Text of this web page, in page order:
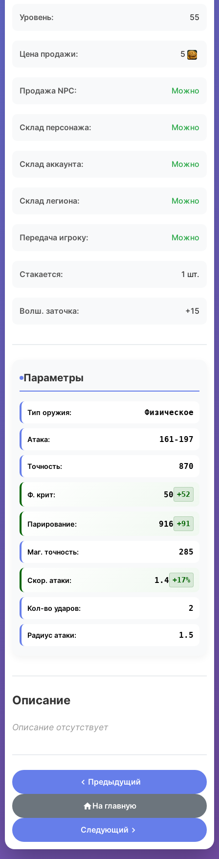
Уровень: 55
Цена продажи: 5
Продажа NPC: Можно
Склад персонажа: Можно
Склад аккаунта: Можно
Склад легиона: Можно
Передача игроку: Можно
Стакается: 1 шт.
Волш. заточка: +15
Параметры
Тип оружия: Физическое
Атака: 161-197
Точность: 870
Ф. крит: 50 +52
Парирование: 916 +91
Маг. точность: 285
Скор. атаки: 1.4 +17%
Кол-во ударов: 2
Радиус атаки: 1.5
Описание
Описание отсутствует
Предыдущий
На главную
Следующий